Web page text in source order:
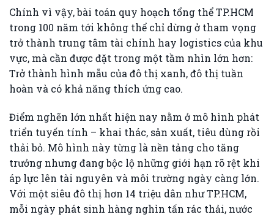
Chính vì vậy, bài toán quy hoạch tổng thể TP.HCM
trong 100 năm tới không thể chỉ dừng ở tham vọng
trở thành trung tâm tài chính hay logistics của khu
vực, mà cần được đặt trong một tầm nhìn lớn hơn:
Trở thành hình mẫu của đô thị xanh, đô thị tuần
hoàn và có khả năng thích ứng cao.
Điểm nghẽn lớn nhất hiện nay nằm ở mô hình phát
triển tuyến tính – khai thác, sản xuất, tiêu dùng rồi
thải bỏ. Mô hình này từng là nền tảng cho tăng
trưởng nhưng đang bộc lộ những giới hạn rõ rệt khi
áp lực lên tài nguyên và môi trường ngày càng lớn.
Với một siêu đô thị hơn 14 triệu dân như TP.HCM,
mỗi ngày phát sinh hàng nghìn tấn rác thải, nước